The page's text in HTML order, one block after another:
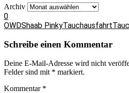
Archiv
0
OWDShaab PinkyTauchausfahrt
Schreibe einen Kommentar
Deine E-Mail-Adresse wird nicht
Felder sind mit * markiert.
Kommentar *